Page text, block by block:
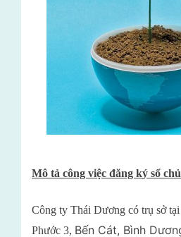
Mô tả công việc đăng ký sổ ch
Công ty Thái Dương có trụ sở
Phước 3, Bến Cát, Bình